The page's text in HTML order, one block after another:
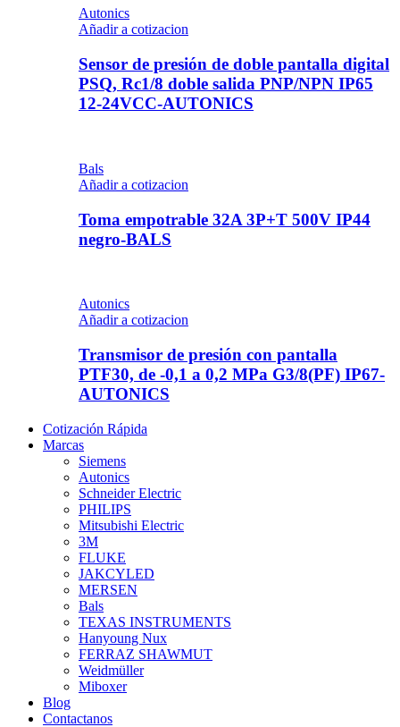
Autonics
Añadir a cotizacion
Sensor de presión de doble pantalla digital
PSQ, Rc1/8 doble salida PNP/NPN IP65
12-24VCC-AUTONICS
Bals
Añadir a cotizacion
Toma empotrable 32A 3P+T 500V IP44
negro-BALS
Autonics
Añadir a cotizacion
Transmisor de presión con pantalla
PTF30, de -0,1 a 0,2 MPa G3/8(PF) IP67-
AUTONICS
Cotización Rápida
Marcas
Siemens
Autonics
Schneider Electric
PHILIPS
Mitsubishi Electric
3M
FLUKE
JAKCYLED
MERSEN
Bals
TEXAS INSTRUMENTS
Hanyoung Nux
FERRAZ SHAWMUT
Weidmüller
Miboxer
Blog
Contactanos